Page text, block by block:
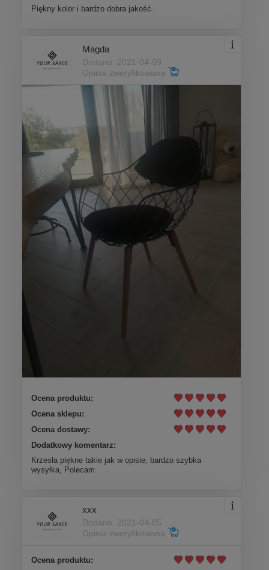
Piękny kolor i bardzo dobra jakość.
Magda
Dodano: 2021-04-09
Opinia zweryfikowana
Ocena produktu:
Ocena sklepu:
Ocena dostawy:
Dodatkowy komentarz:
Krzesła piękne takie jak w opisie, bardzo szybka
wysyłka, Polecam
xxx
Dodano: 2021-04-05
Opinia zweryfikowana
Ocena produktu: